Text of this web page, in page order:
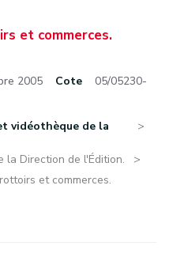
et commerces.
2005 Cote
05/05230-
vidéothèque de la
la Direction de l'Édition.
et commerces.